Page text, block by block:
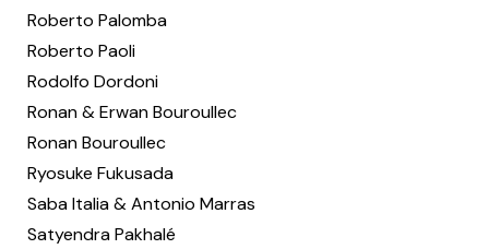
Roberto Palomba
Roberto Paoli
Rodolfo Dordoni
Ronan & Erwan Bouroullec
Ronan Bouroullec
Ryosuke Fukusada
Saba Italia & Antonio Marras
Satyendra Pakhalé